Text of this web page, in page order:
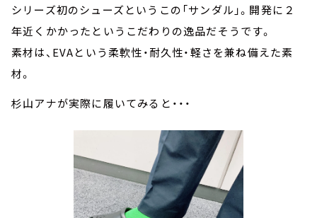
シリーズ初のシューズというこの「サンダル」。開発に２
年近くかかったというこだわりの逸品だそうです。
素材は、EVAという柔軟性・耐久性・軽さを兼ね備えた素
材。
杉山アナが実際に履いてみると・・・